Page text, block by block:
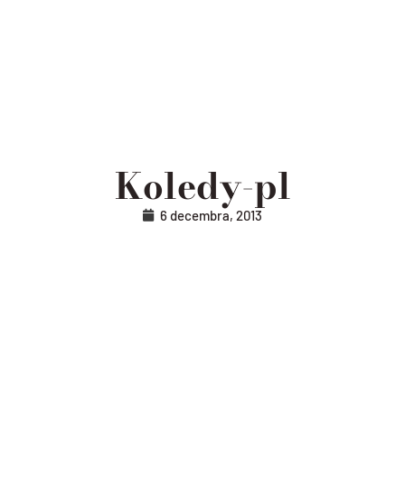
Koledy-pl
6 decembra, 2013